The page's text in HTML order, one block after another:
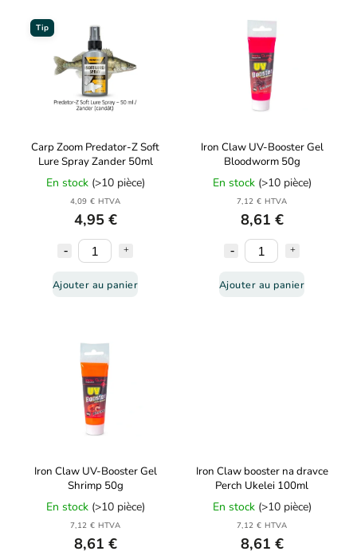
Tip
Carp Zoom Predator-Z Soft
Lure Spray Zander 50ml
En stock (>10 pièce)
4,09 € HTVA
4,95 €
Ajouter au panier
Iron Claw UV-Booster Gel
Bloodworm 50g
En stock (>10 pièce)
7,12 € HTVA
8,61 €
Ajouter au panier
Iron Claw UV-Booster Gel
Shrimp 50g
En stock (>10 pièce)
7,12 € HTVA
8,61 €
Iron Claw booster na dravce
Perch Ukelei 100ml
En stock (>10 pièce)
7,12 € HTVA
8,61 €